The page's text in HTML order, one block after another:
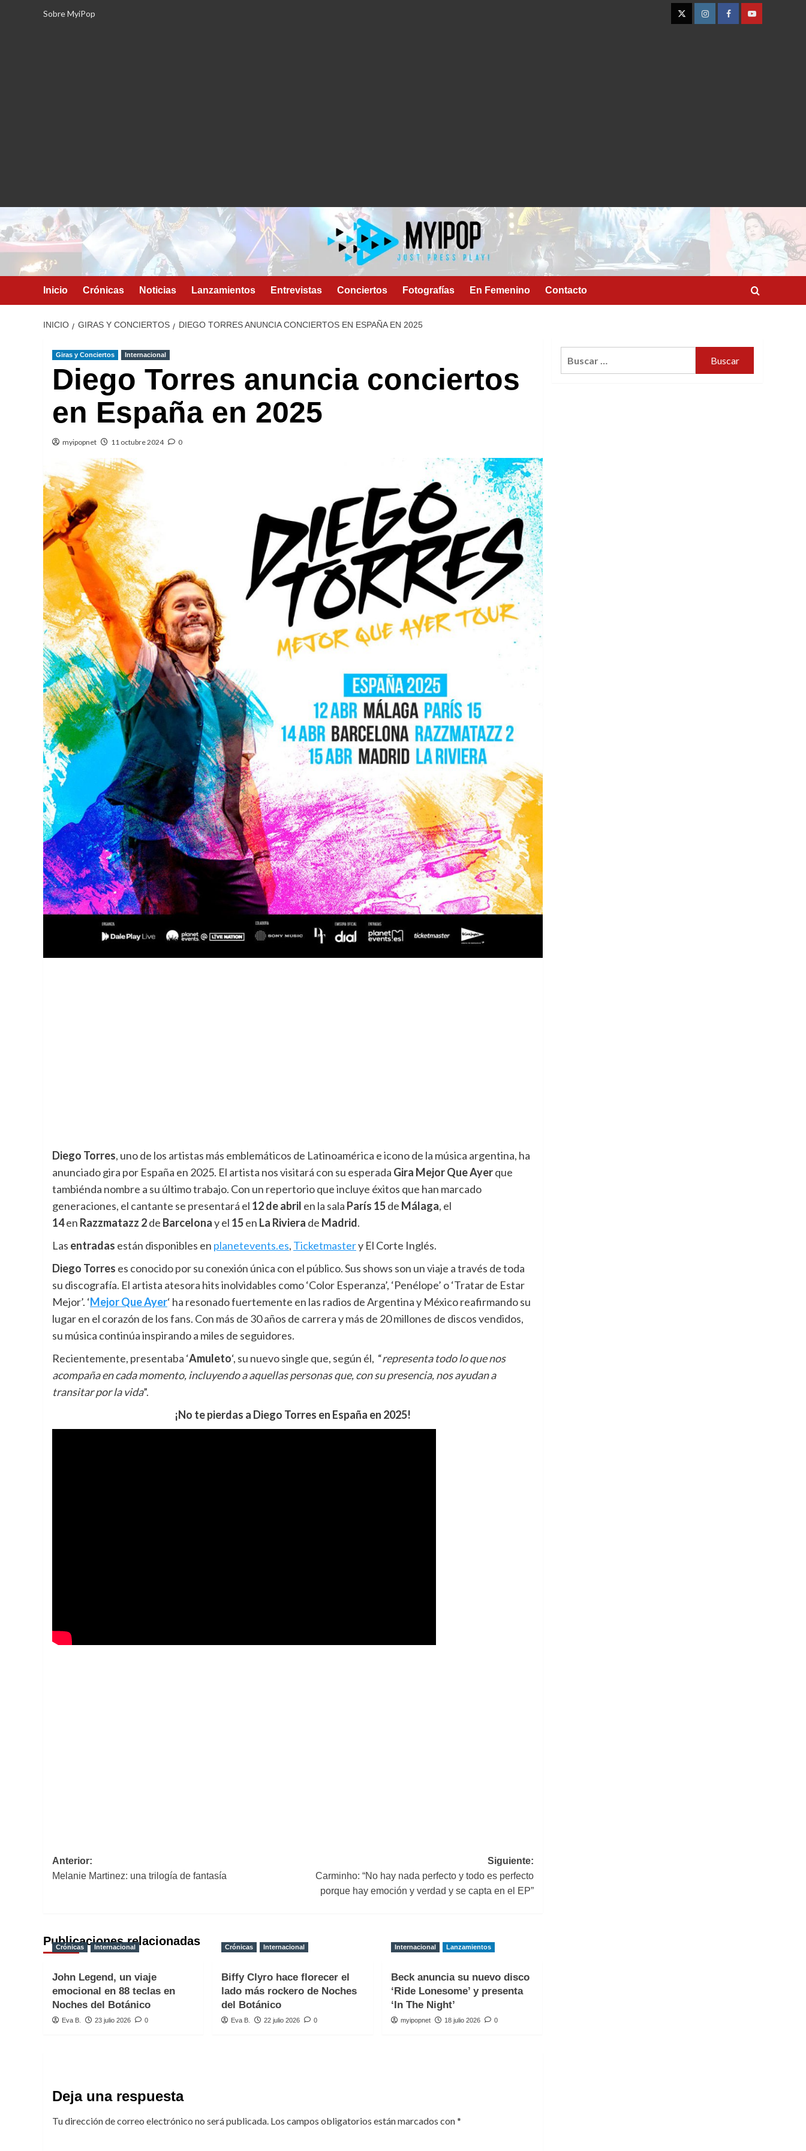
Sobre MyiPop
TwitterInstagramFacebookYouTube
Inicio Crónicas Noticias Lanzamientos Entrevistas Conciertos Fotografías En Femenino Contacto
INICIO GIRAS Y CONCIERTOS DIEGO TORRES ANUNCIA CONCIERTOS EN ESPAÑA EN 2025
Giras y Conciertos Internacional
Diego Torres anuncia conciertos
en España en 2025
myipopnet 11 octubre 2024 0
Diego Torres, uno de los artistas más emblemáticos de Latinoamérica e icono de la música argentina, ha
anunciado gira por España en 2025. El artista nos visitará con su esperada Gira Mejor Que Ayerque
tambiénda nombre a su último trabajo. Con un repertorio que incluye éxitos que han marcado
generaciones, el cantante se presentará el 12 de abril en la sala París 15de Málaga, el
14en Razzmatazz 2de Barcelonay el 15en La Riviera de Madrid.
Las entradas están disponibles en planetevents.es, Ticketmastery El Corte Inglés.
Diego Torres es conocido por su conexión única con el público. Sus shows son un viaje a través de toda
su discografía. El artista atesora hits inolvidables como ‘Color Esperanza’, ‘Penélope’ o ‘Tratar de Estar
Mejor’. ‘Mejor Que Ayer‘ ha resonado fuertemente en las radios de Argentina y México reafirmando su
lugar en el corazón de los fans. Con más de 30 años de carrera y más de 20 millones de discos vendidos,
su música continúa inspirando a miles de seguidores.
Recientemente, presentaba ‘Amuleto‘, su nuevo single que, según él, “representa todo lo que nos
acompaña en cada momento, incluyendo a aquellas personas que, con su presencia, nos ayudan a
transitar por la vida”.
¡No te pierdas a Diego Torres en España en 2025!
Navegación
de
Anterior:
Melanie Martinez: una trilogía de fantasía
Siguiente:
Carminho: “No hay nada perfecto y todo es perfecto
porque hay emoción y verdad y se capta en el EP”
Publicaciones relacionadas
Crónicas Internacional
John Legend, un viaje
emocional en 88 teclas en
Noches del Botánico
Eva B. 23 julio 2026 0
Crónicas Internacional
Biffy Clyro hace florecer el
lado más rockero de Noches
del Botánico
Eva B. 22 julio 2026 0
Internacional Lanzamientos
Beck anuncia su nuevo disco
‘Ride Lonesome’ y presenta
‘In The Night’
myipopnet 18 julio 2026 0
Deja una respuesta
Tu dirección de correo electrónico no será publicada. Los campos obligatorios están marcados con*